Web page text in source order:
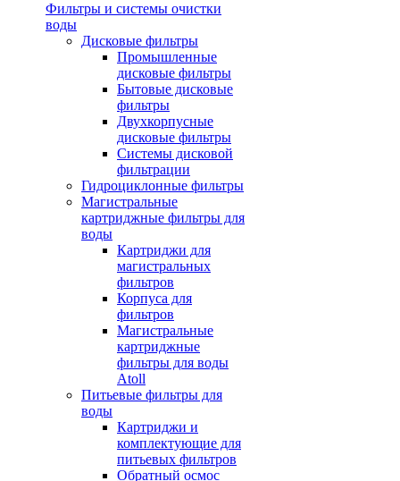
Фильтры и системы очистки
воды
Дисковые фильтры
Промышленные
дисковые фильтры
Бытовые дисковые
фильтры
Двухкорпусные
дисковые фильтры
Системы дисковой
фильтрации
Гидроциклонные фильтры
Магистральные
картриджные фильтры для
воды
Картриджи для
магистральных
фильтров
Корпуса для
фильтров
Магистральные
картриджные
фильтры для воды
Atoll
Питьевые фильтры для
воды
Картриджи и
комплектующие для
питьевых фильтров
Обратный осмос